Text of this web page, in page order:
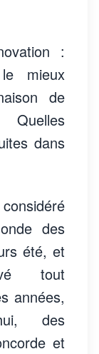
:
mieux
de
dans
des
été, et
tout
années,
des
et